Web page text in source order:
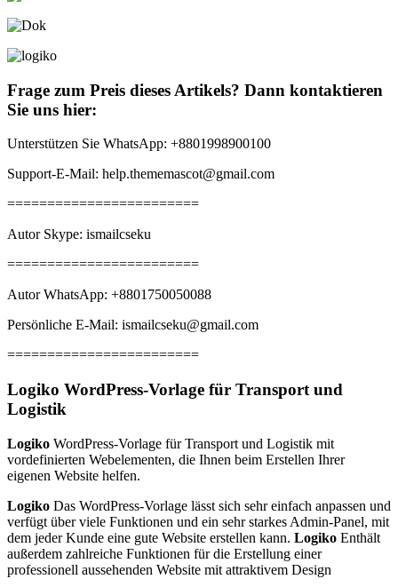
Frage zum Preis dieses Artikels? Dann kontaktieren
Sie uns hier:
Unterstützen Sie WhatsApp: +8801998900100
Support-E-Mail: help.thememascot@gmail.com
========================
Autor Skype: ismailcseku
========================
Autor WhatsApp: +8801750050088
Persönliche E-Mail: ismailcseku@gmail.com
========================
Logiko WordPress-Vorlage für Transport und
Logistik
Logiko WordPress-Vorlage für Transport und Logistik mit
vordefinierten Webelementen, die Ihnen beim Erstellen Ihrer
eigenen Website helfen.
Logiko Das WordPress-Vorlage lässt sich sehr einfach anpassen und
verfügt über viele Funktionen und ein sehr starkes Admin-Panel, mit
dem jeder Kunde eine gute Website erstellen kann. Logiko Enthält
außerdem zahlreiche Funktionen für die Erstellung einer
professionell aussehenden Website mit attraktivem Design